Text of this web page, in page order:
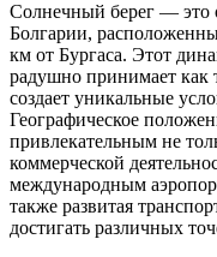
Солнечный берег — это
Болгарии,
км от Бургаса. Этот
радушно принимает как
создает уникальные
Географическое
привлекательным не
коммерческой
международным
также развитая
достигать различных